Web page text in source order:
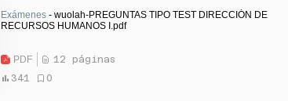
Exámenes - wuolah-PREGUNTAS TIPO TEST DIRECCIÓN DE
RECURSOS HUMANOS I.pdf
PDF
12 páginas
341
0